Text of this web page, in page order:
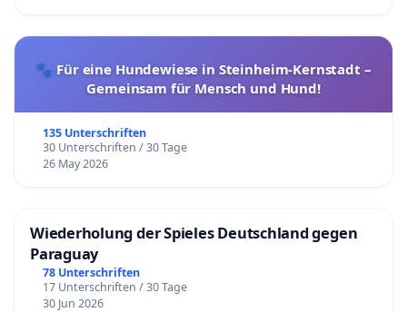
🐾 Für eine Hundewiese in Steinheim-Kernstadt –
Gemeinsam für Mensch und Hund!
135 Unterschriften
30 Unterschriften / 30 Tage
26 May 2026
Wiederholung der Spieles Deutschland gegen
Paraguay
78 Unterschriften
17 Unterschriften / 30 Tage
30 Jun 2026